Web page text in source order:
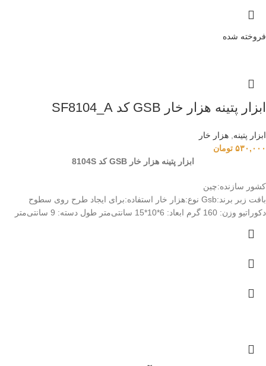
فروخته شده
ابزار پتینه هزار خار GSB کد SF8104_A
ابزار پتینه هزار خار
۵۳۰,۰۰۰ تومان
ابزار پتینه هزار خار GSB کد 8104S
کشور سازنده:چین
بافت زبر برند:Gsb نوع:هزار خار استفاده:برای ایجاد طرح روی سطوح
دکوراتیو وزن: 160 گرم ابعاد: 6*10*15 سانتی‌متر طول دسته: 9 سانتی‌متر